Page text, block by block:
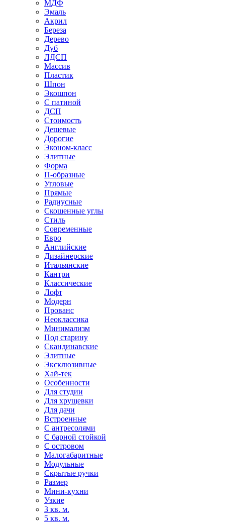
МДФ
Эмаль
Акрил
Береза
Дерево
Дуб
ЛДСП
Массив
Пластик
Шпон
Экошпон
С патиной
ДСП
Стоимость
Дешевые
Дорогие
Эконом-класс
Элитные
Форма
П-образные
Угловые
Прямые
Радиусные
Скошенные углы
Стиль
Современные
Евро
Английские
Дизайнерские
Итальянские
Кантри
Классические
Лофт
Модерн
Прованс
Неоклассика
Минимализм
Под старину
Скандинавские
Элитные
Эксклюзивные
Хай-тек
Особенности
Для студии
Для хрущевки
Для дачи
Встроенные
С антресолями
С барной стойкой
С островом
Малогабаритные
Модульные
Скрытые ручки
Размер
Мини-кухни
Узкие
3 кв. м.
5 кв. м.